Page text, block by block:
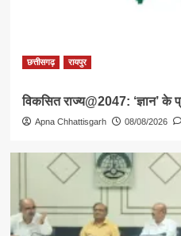
छत्तीसगढ़ रायपुर
विकसित राज्य@2047: ‘ज्ञान’
Apna Chhattisgarh 08/08/2026